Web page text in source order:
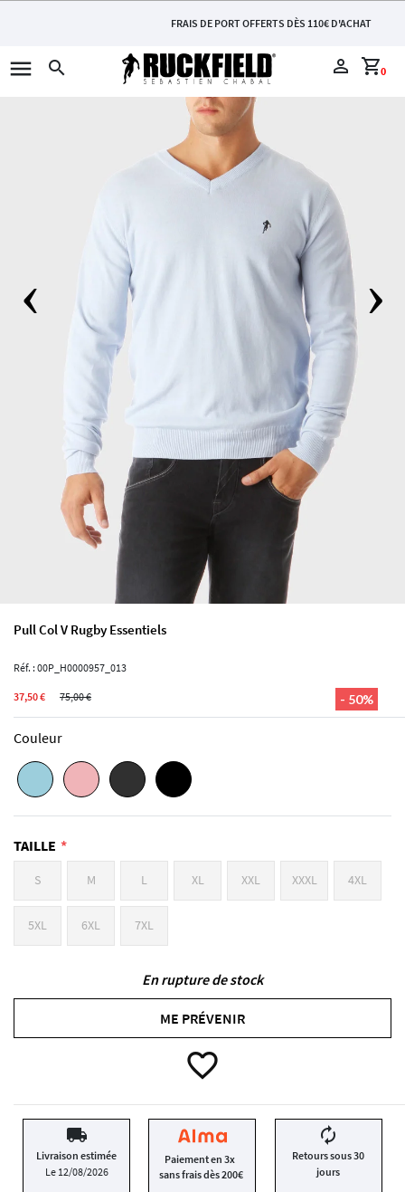
FRAIS DE PORT OFFERTS DÈS 110€ D'ACHAT
menu search perm_identity 0
shopping_cart
Pull Col V Rugby Essentiels
Réf. : 00P_H0000957_013
- 50%
37,50 € 75,00 €
Couleur
TAILLE
S M L XL XXL XXXL 4XL
5XL 6XL 7XL
En rupture de stock
ME PRÉVENIR
favorite_border
local_shipping
Livraison estimée
Le 12/08/2026
Paiement en 3x
sans frais dès 200€
autorenew
Retours sous 30
jours